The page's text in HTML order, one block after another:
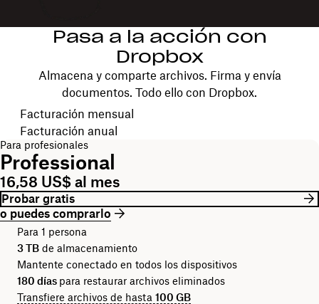
Pasa a la acción con
Dropbox
Almacena y comparte archivos. Firma y envía
documentos. Todo ello con Dropbox.
Elegir tu ciclo de facturación
Facturación mensual
Facturación anual
Para profesionales
Professional
16,58 US$ al mes
Probar gratis
o puedes comprarlo
Para 1 persona
3 TB de almacenamiento
Mantente conectado en todos los dispositivos
180 días para restaurar archivos eliminados
Transfiere archivos de hasta 100 GB